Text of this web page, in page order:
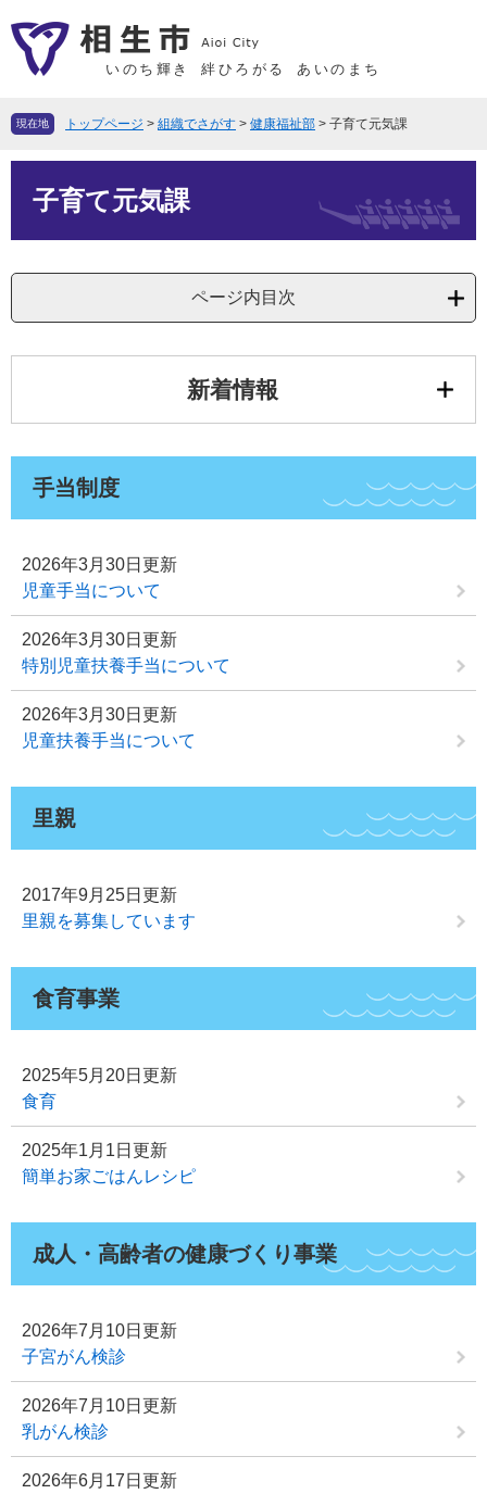
ー
先
ニ
を
文
いのち輝き 絆ひろがる あいのまち
現在地 トップページ > 組織でさがす > 健康福祉部 > 子育て元気課
子育て元気課
ページ内目次
新着情報
手当制度
2026年3月30日更新
児童手当について
2026年3月30日更新
特別児童扶養手当について
2026年3月30日更新
児童扶養手当について
里親
2017年9月25日更新
里親を募集しています
食育事業
2025年5月20日更新
食育
2025年1月1日更新
簡単お家ごはんレシピ
成人・高齢者の健康づくり事業
2026年7月10日更新
子宮がん検診
2026年7月10日更新
乳がん検診
2026年6月17日更新